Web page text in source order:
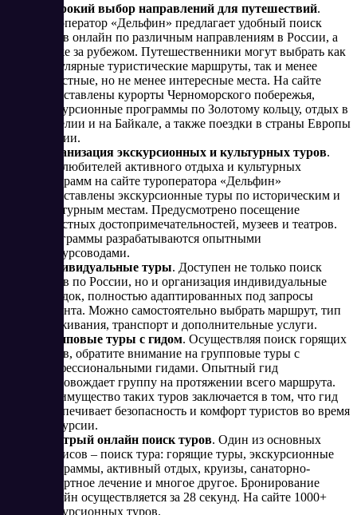
Широкий выбор направлений для путешествий.
Туроператор «Дельфин» предлагает удобный поиск
туров онлайн по различным направлениям в России, а
также за рубежом. Путешественники могут выбрать как
популярные туристические маршруты, так и менее
известные, но не менее интересные места. На сайте
представлены курорты Черноморского побережья,
экскурсионные программы по Золотому кольцу, отдых в
Карелии и на Байкале, а также поездки в страны Европы
и Азии.
Организация экскурсионных и культурных туров.
Для любителей активного отдыха и культурных
программ на сайте туроператора «Дельфин»
представлены экскурсионные туры по историческим и
культурным местам. Предусмотрено посещение
известных достопримечательностей, музеев и театров.
Программы разрабатываются опытными
экскурсоводами.
Индивидуальные туры. Доступен не только поиск
туров по России, но и организация индивидуальные
поездок, полностью адаптированных под запросы
клиента. Можно самостоятельно выбрать маршрут, тип
проживания, транспорт и дополнительные услуги.
Групповые туры с гидом. Осуществляя поиск горящих
туров, обратите внимание на групповые туры с
профессиональными гидами. Опытный гид
сопровождает группу на протяжении всего маршрута.
Преимущество таких туров заключается в том, что гид
обеспечивает безопасность и комфорт туристов во время
экскурсии.
Быстрый онлайн поиск туров. Один из основных
сервисов – поиск тура: горящие туры, экскурсионные
программы, активный отдых, круизы, санаторно-
курортное лечение и многое другое. Бронирование
онлайн осуществляется за 28 секунд. На сайте 1000+
экскурсионных туров.